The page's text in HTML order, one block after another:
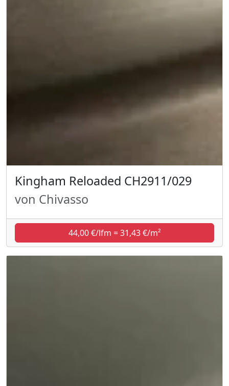
Kingham Reloaded CH2911/029
von Chivasso
44,00 €/lfm = 31,43 €/m²